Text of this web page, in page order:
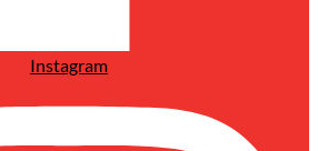
Instagram